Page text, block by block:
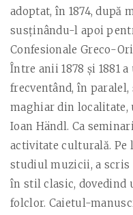
adoptat, în 1874, după
susținându-l apoi
Confesionale Greco-
Între anii 1878 şi 1881
frecventând, în
maghiar din localitate,
Ioan Händl. Ca
activitate culturală. Pe
studiul muzicii, a scris
în stil clasic, dovedind
folclor. Caietul-